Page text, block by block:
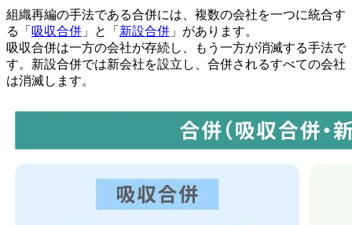
組織再編の手法である合併には、複数の会社を一つに統合す
る「 吸収合併 」と「 新設合併 」があります。
吸収合併は一方の会社が存続し、もう一方が消滅する手法で
す。新設合併では新会社を設立し、合併されるすべての会社
は消滅します。